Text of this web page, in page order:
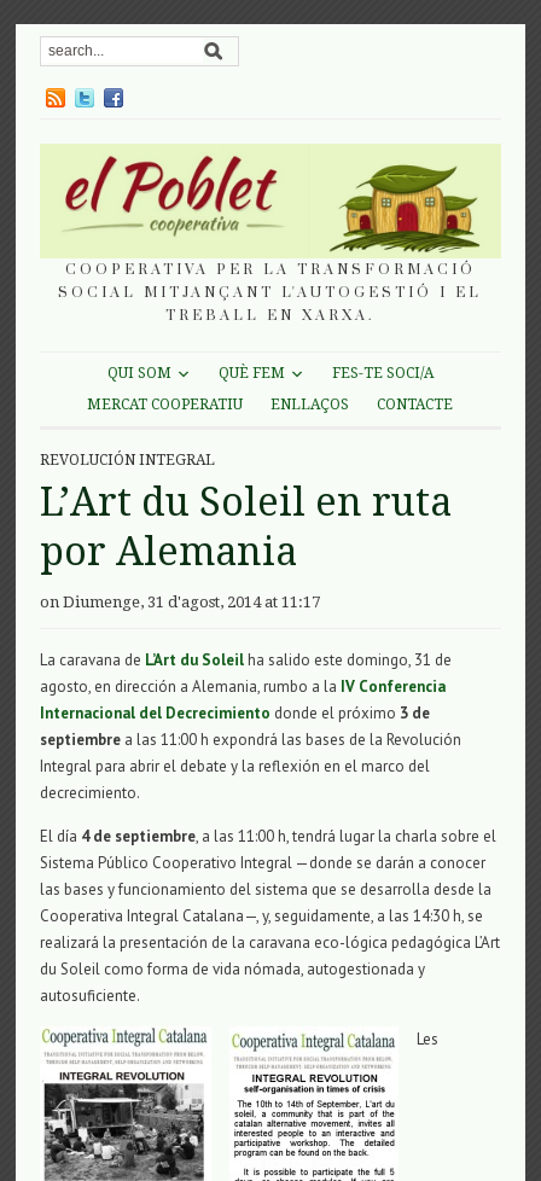
COOPERATIVA PER LA TRANSFORMACIÓ
SOCIAL MITJANÇANT L'AUTOGESTIÓ I EL
TREBALL EN XARXA.
QUI SOM QUÈ FEM
FES-TE SOCI/A
MERCAT COOPERATIU
ENLLAÇOS CONTACTE
REVOLUCIÓN INTEGRAL
L’Art du Soleil en ruta
por Alemania
on Diumenge, 31 d'agost, 2014 at 11:17
La caravana de L’Art du Soleilha salido este domingo, 31 de
agosto, en dirección a Alemania, rumbo a la IV Conferencia
Internacional del Decrecimiento donde el próximo 3 de
septiembre a las 11:00 h expondrá las bases de la Revolución
Integral para abrir el debate y la reflexión en el marco del
decrecimiento.
El día 4 de septiembre, a las 11:00 h, tendrá lugar la charla sobre el
Sistema Público Cooperativo Integral —donde se darán a conocer
las bases y funcionamiento del sistema que se desarrolla desde la
Cooperativa Integral Catalana—, y, seguidamente, a las 14:30 h, se
realizará la presentación de la caravana eco-lógica pedagógica L’Art
du Soleil como forma de vida nómada, autogestionada y
autosuficiente.
Les